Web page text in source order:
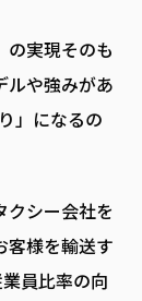
の実現そのも
ルや強みがあ
」になるの
クシー会社を
客様を輸送す
員比率の向